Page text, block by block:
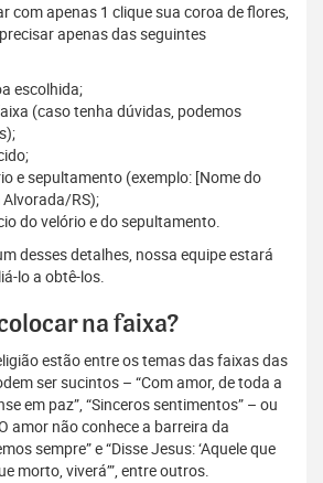
com apenas 1 clique sua coroa de flores,
apenas das seguintes
escolhida;
(caso tenha dúvidas, podemos
e sepultamento (exemplo: [Nome do
RS);
do velório e do sepultamento.
desses detalhes, nossa equipe estará
lo a obtê-los.
na faixa?
estão entre os temas das faixas das
ser sucintos – “Com amor, de toda a
em paz”, “Sinceros sentimentos” – ou
amor não conhece a barreira da
sempre” e “Disse Jesus: ‘Aquele que
morto, viverá’”, entre outros.